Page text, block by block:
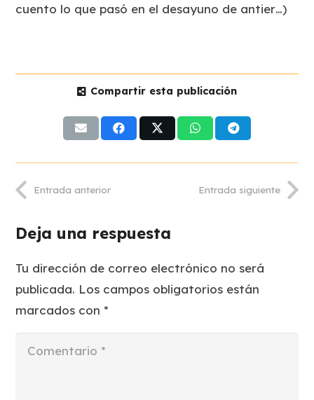
cuento lo que pasó en el desayuno de antier…)
Compartir esta publicación
Entrada anterior Entrada siguiente
Deja una respuesta
Tu dirección de correo electrónico no será
publicada. Los campos obligatorios están
marcados con*